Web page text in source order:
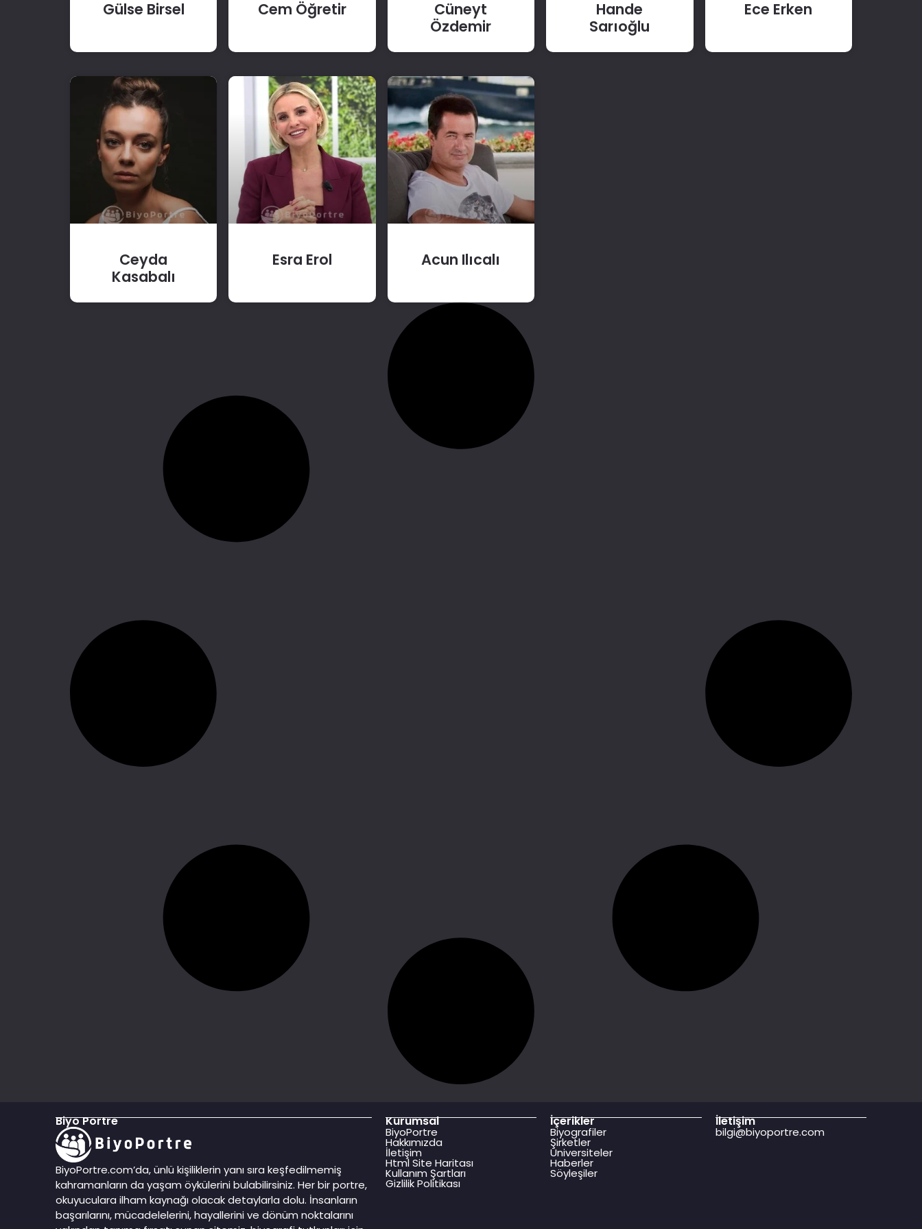
Gülse Birsel Cem Öğretir
Cüneyt
Özdemir
Hande
Sarıoğlu
Ece Erken
Ceyda
Kasabalı
Esra Erol Acun Ilıcalı
Biyo Portre
BiyoPortre.com’da, ünlü kişiliklerin yanı sıra keşfedilmemiş
kahramanların da yaşam öykülerini bulabilirsiniz. Her bir portre,
okuyuculara ilham kaynağı olacak detaylarla dolu. İnsanların
başarılarını, mücadelelerini, hayallerini ve dönüm noktalarını
Kurumsal
BiyoPortre
Hakkımızda
İletişim
Html Site Haritası
Kullanım Şartları
Gizlilik Politikası
İçerikler
Biyografiler
Şirketler
Üniversiteler
Haberler
Söyleşiler
İletişim
bilgi@biyoportre.com